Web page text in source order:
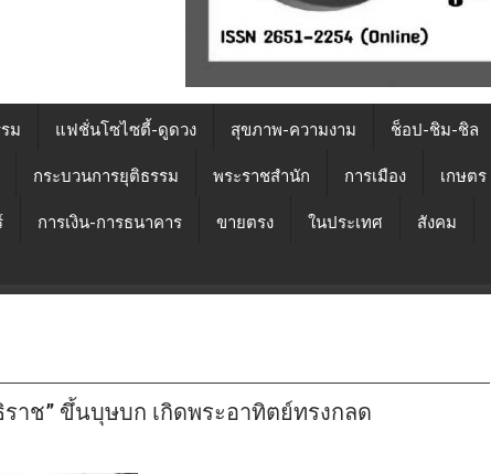
ม แฟชั่นโซไซตี้-ดูดวง สุขภาพ-ความงาม ช็อป-ชิม-ชิล
กระบวนการยุติธรรม พระราชสำนัก การเมือง เกษตร
การเงิน-การธนาคาร ขายตรง ในประเทศ สังคม
าช” ขึ้นบุษบก เกิดพระอาทิตย์ทรงกลด